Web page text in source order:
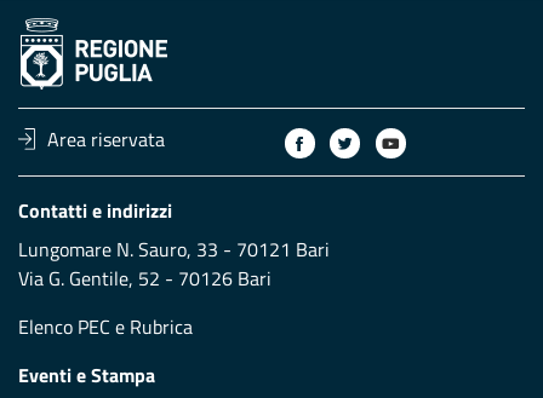
Area riservata
Contatti e indirizzi
Lungomare N. Sauro, 33 - 70121 Bari
Via G. Gentile, 52 - 70126 Bari
Elenco PEC e Rubrica
Eventi e Stampa